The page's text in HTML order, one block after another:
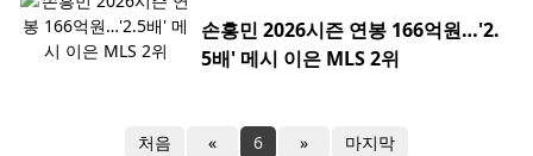
손흥민 2026시즌 연봉 166억원…'2.
5배' 메시 이은 MLS 2위
처음 « 6 » 마지막